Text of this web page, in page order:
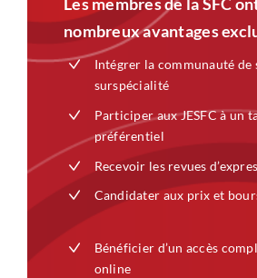
nombreux avantages
Intégrer la communauté de
surspécialité
Participer aux JESFC à un
préférentiel
Recevoir les revues
Candidater aux prix et
Bénéficier d’un accès
online